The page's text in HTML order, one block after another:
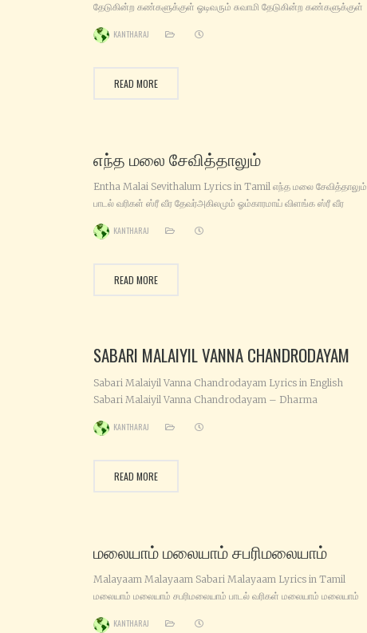
தேடுகின்ற‌ கண்களுக்குள் ஓடிவரும் சுவாமி தேடுகின்ற‌ கண்களுக்குள்
வாடுகின்ற‌ ஏழைகளின் வறுமை தீர்க்கும் சுவாமி வஞ்சமில்லா நல்லவர்க்கு
தெய்வம் பரமசிவன் விஷ்ணுவும் நீயே
KANTHARAJ
READ MORE
எந்த மலை சேவித்தாலும்
Entha Malai Sevithalum Lyrics in Tamil எந்த மலை சேவித்தாலும்
பாடல் வரிகள் ஸ்ரீ வீர தேவர்அகிலமும் ஓம்காரமாய் விளங்க ஸ்ரீ வீர
பீடத்தில் அமர ஐயப்பா கண்டபிடரி என்னை நீ தொண்டராய் பாட வைப்பாய்
KANTHARAJ
READ MORE
SABARI MALAIYIL VANNA CHANDRODAYAM
Sabari Malaiyil Vanna Chandrodayam Lyrics in English
Sabari Malaiyil Vanna Chandrodayam – Dharma
Ayyappanai – Naam Kumbittu Paduginrom En Appanai
Manamaagum Vennai Thirandhathundhan Arulaagum –
KANTHARAJ
READ MORE
மலையாம் மலையாம் சபரிமலையாம்
Malayaam Malayaam Sabari Malayaam Lyrics in Tamil
மலையாம் மலையாம் சபரிமலையாம் பாடல் வரிகள் மலையாம் மலையாம்
சபரிமலைக்குச் சரணம் சொல்லிப் போவோமாம் (மலையாம்) உடுக்கை
KANTHARAJ